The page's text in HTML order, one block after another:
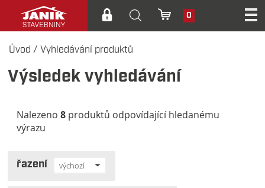
0
Úvod / Vyhledávání produktů
Výsledek vyhledávání
Nalezeno8 produktů odpovídající hledanému
výrazu
řazení výchozí